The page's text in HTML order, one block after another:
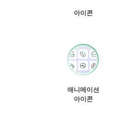
아이콘
애니메이션
아이콘